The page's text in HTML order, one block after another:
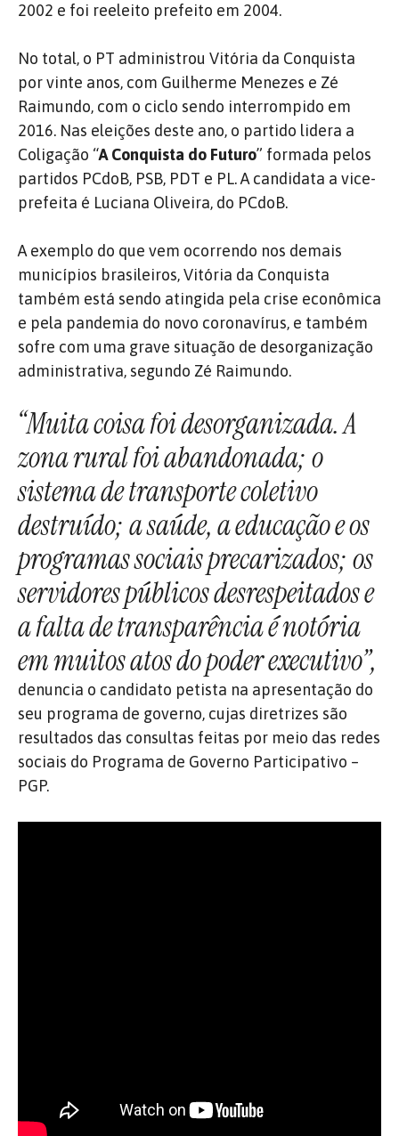
2002 e foi reeleito prefeito em 2004.
No total, o PT administrou Vitória da Conquista
por vinte anos, com Guilherme Menezes e Zé
Raimundo, com o ciclo sendo interrompido em
2016. Nas eleições deste ano, o partido lidera a
Coligação “A Conquista do Futuro” formada pelos
partidos PCdoB, PSB, PDT e PL. A candidata a vice-
prefeita é Luciana Oliveira, do PCdoB.
A exemplo do que vem ocorrendo nos demais
municípios brasileiros, Vitória da Conquista
também está sendo atingida pela crise econômica
e pela pandemia do novo coronavírus, e também
sofre com uma grave situação de desorganização
administrativa, segundo Zé Raimundo.
“Muita coisa foi desorganizada. A
zona rural foi abandonada; o
sistema de transporte coletivo
destruído; a saúde, a educação e os
programas sociais precarizados; os
servidores públicos desrespeitados e
a falta de transparência é notória
em muitos atos do poder executivo”,
denuncia o candidato petista na apresentação do
seu programa de governo, cujas diretrizes são
resultados das consultas feitas por meio das redes
sociais do Programa de Governo Participativo –
PGP.